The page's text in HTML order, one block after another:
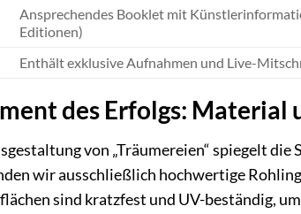
Ansprechendes Booklet mit
Editionen)
Enthält exklusive Aufnahmen und Live-
des Erfolgs: Material
von „Träumereien“ spiegelt
wir ausschließlich hochwertige
sind kratzfest und UV-beständig,